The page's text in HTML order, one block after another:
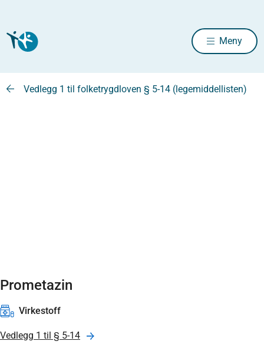
Meny
Vedlegg 1 til folketrygdloven § 5-14 (legemiddellisten)
Prometazin
Virkestoff
Vedlegg 1 til § 5-14